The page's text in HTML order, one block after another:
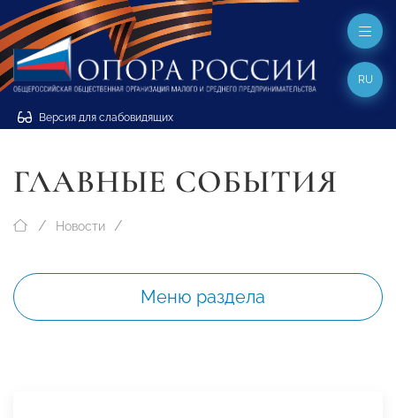
Версия для слабовидящих
RU
ГЛАВНЫЕ СОБЫТИЯ
Новости
Меню раздела